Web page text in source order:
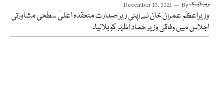
December 13, 2021 Byویب ڈیسک
وزیراعظم عمران خان نے اپنی زیر صدارت منعقدہ اعلیٰ سطحی مشاورتی
اجلاس میں وفاقی وزیر حماد اظہر کو بلالیا۔